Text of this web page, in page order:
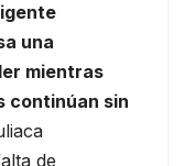
una
mientras
continúan sin
de